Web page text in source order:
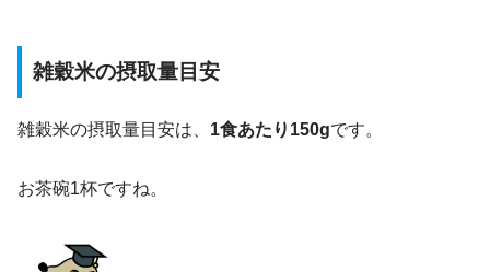
雑穀米の摂取量目安
雑穀米の摂取量目安は、 1食あたり150gです。
お茶碗1杯ですね。